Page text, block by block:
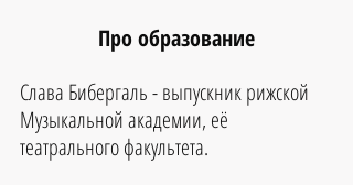
Про образование
Слава Бибергаль - выпускник рижской
Музыкальной академии, её
театрального факультета.